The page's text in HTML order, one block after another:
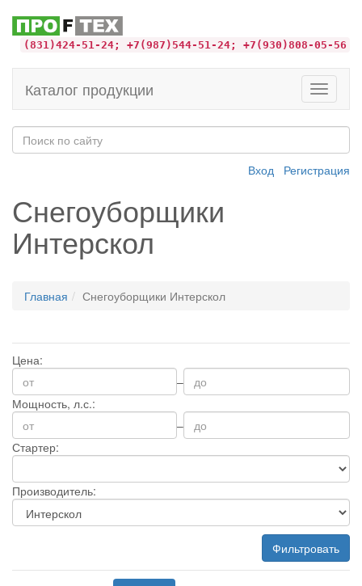
(831)424-51-24; +7(987)544-51-24; +7(930)808-05-56
Toggle
Каталог продукции
Вход Регистрация
Снегоуборщики
Интерскол
Главная Снегоуборщики Интерскол
Цена:
–
Мощность, л.с.:
–
Стартер:
Производитель:
Фильтровать